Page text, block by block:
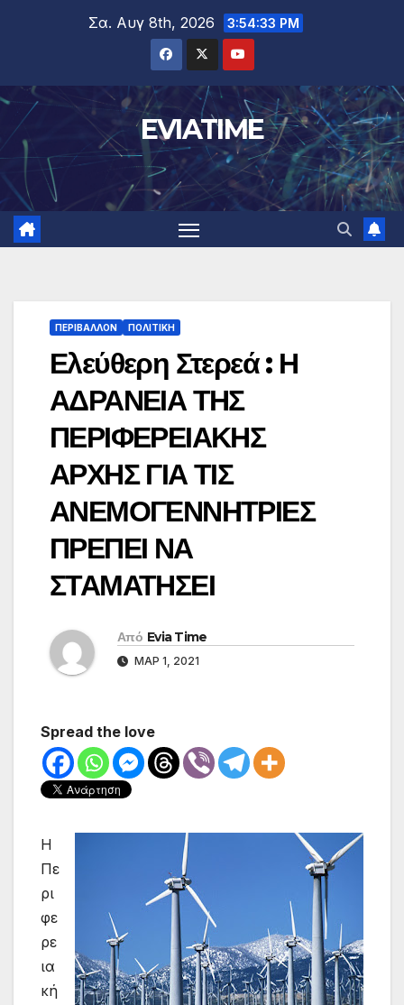
Σα. Αυγ 8th, 2026 3:54:34 PM
EVIATIME
ΠΕΡΙΒΑΛΛΟΝ ΠΟΛΙΤΙΚΗ
Ελεύθερη Στερεά : Η
ΑΔΡΑΝΕΙΑ ΤΗΣ
ΠΕΡΙΦΕΡΕΙΑΚΗΣ
ΑΡΧΗΣ ΓΙΑ ΤΙΣ
ΑΝΕΜΟΓΕΝΝΗΤΡΙΕΣ
ΠΡΕΠΕΙ ΝΑ
ΣΤΑΜΑΤΗΣΕΙ
Από Evia Time
ΜΑΡ 1, 2021
Spread the love
Η
Πε
ρι
φε
ρε
ια
κή